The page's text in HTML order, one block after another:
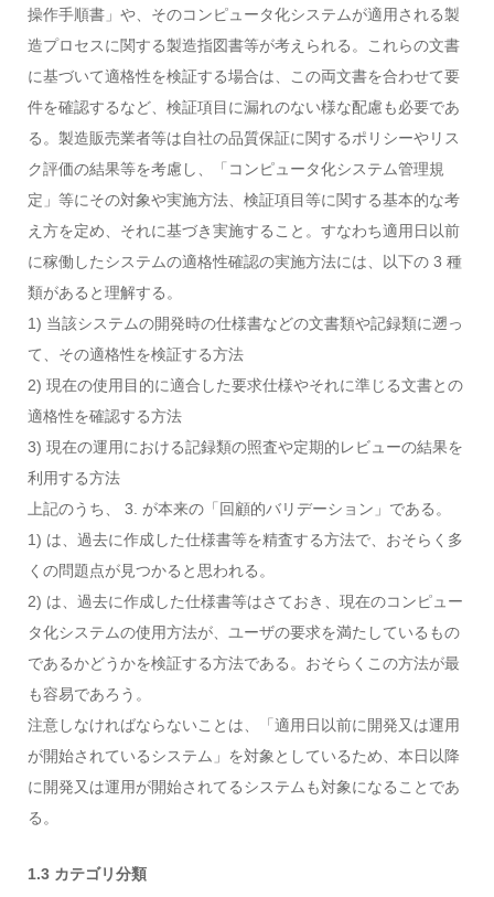
操作手順書」や、そのコンピュータ化システムが適用される製
造プロセスに関する製造指図書等が考えられる。これらの文書
に基づいて適格性を検証する場合は、この両文書を合わせて要
件を確認するなど、検証項目に漏れのない様な配慮も必要であ
る。製造販売業者等は自社の品質保証に関するポリシーやリス
ク評価の結果等を考慮し、「コンピュータ化システム管理規
定」等にその対象や実施方法、検証項目等に関する基本的な考
え方を定め、それに基づき実施すること。すなわち適用日以前
に稼働したシステムの適格性確認の実施方法には、以下の 3 種
類があると理解する。
1) 当該システムの開発時の仕様書などの文書類や記録類に遡っ
て、その適格性を検証する方法
2) 現在の使用目的に適合した要求仕様やそれに準じる文書との
適格性を確認する方法
3) 現在の運用における記録類の照査や定期的レビューの結果を
利用する方法
上記のうち、 3. が本来の「回顧的バリデーション」である。
1) は、過去に作成した仕様書等を精査する方法で、おそらく多
くの問題点が見つかると思われる。
2) は、過去に作成した仕様書等はさておき、現在のコンピュー
タ化システムの使用方法が、ユーザの要求を満たしているもの
であるかどうかを検証する方法である。おそらくこの方法が最
も容易であろう。
注意しなければならないことは、「適用日以前に開発又は運用
が開始されているシステム」を対象としているため、本日以降
に開発又は運用が開始されてるシステムも対象になることであ
る。
1.3 カテゴリ分類